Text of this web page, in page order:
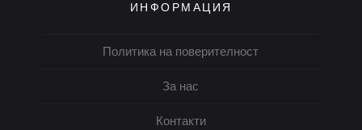
ИНФОРМАЦИЯ
Политика на поверителност
За нас
Контакти